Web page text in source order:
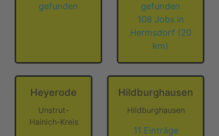
gefunden
gefunden
108 Jobs in
Hermsdorf (20
km)
Heyerode
Unstrut-
Hainich-Kreis
Hildburghausen
Hildburghausen
11 Einträge